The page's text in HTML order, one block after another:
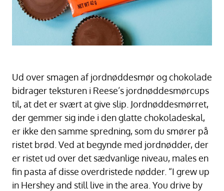
Ud over smagen af jordnøddesmør og chokolade
bidrager teksturen i Reese’s jordnøddesmørcups
til, at det er svært at give slip. Jordnøddesmørret,
der gemmer sig inde i den glatte chokoladeskal,
er ikke den samme spredning, som du smører på
ristet brød. Ved at begynde med jordnødder, der
er ristet ud over det sædvanlige niveau, males en
fin pasta af disse overdristede nødder. “I grew up
in Hershey and still live in the area. You drive by